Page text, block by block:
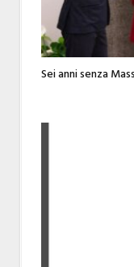
Sei anni senza